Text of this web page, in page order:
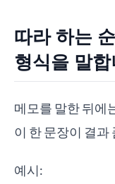
따라 하는
형식을 말
메모를 말한 뒤에
이 한 문장이 결과
예시: